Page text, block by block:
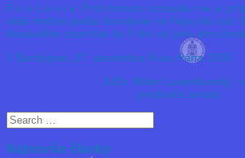
P o u č e n i e: Proti tomuto rozsudku nie je
však možné podať dovolanie na Najvyšší súd
Arauského cisárstva do 3 dní od jeho
V Bardejove, 27. decembra Roku Pána 2005
JUDr. Milan Luxemburský, v.
predseda senátu
Najnovšie články